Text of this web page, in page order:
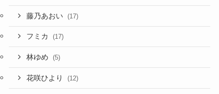
藤乃あおい (17)
フミカ (17)
林ゆめ (5)
花咲ひより (12)